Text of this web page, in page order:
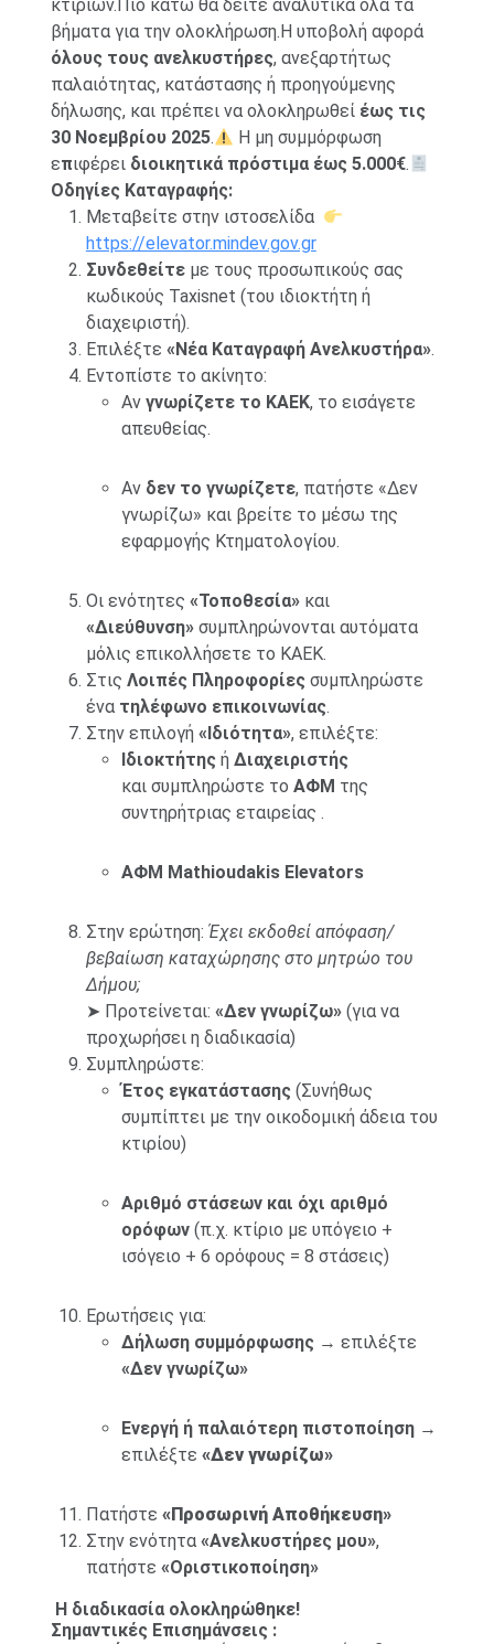
κτιρίων.Πιο κάτω θα δείτε αναλυτικά όλα τα
βήματα για την ολοκλήρωση.Η υποβολή αφορά
όλους τους ανελκυστήρες, ανεξαρτήτως
παλαιότητας, κατάστασης ή προηγούμενης
δήλωσης, και πρέπει να ολοκληρωθεί έως τις
30 Νοεμβρίου 2025.
Η μη συμμόρφωση
επιφέρει διοικητικά πρόστιμα έως 5.000€.
Οδηγίες Καταγραφής:
Μεταβείτε στην ιστοσελίδα
https://elevator.mindev.gov.gr
Συνδεθείτεμε τους προσωπικούς σας
κωδικούς Taxisnet (του ιδιοκτήτη ή
διαχειριστή).
Επιλέξτε «Νέα Καταγραφή Ανελκυστήρα».
Εντοπίστε το ακίνητο:
Αν γνωρίζετε το ΚΑΕΚ, το εισάγετε
απευθείας.
Αν δεν το γνωρίζετε, πατήστε «Δεν
γνωρίζω» και βρείτε το μέσω της
εφαρμογής Κτηματολογίου.
Οι ενότητες «Τοποθεσία» και
«Διεύθυνση»συμπληρώνονται αυτόματα
μόλις επικολλήσετε το ΚΑΕΚ.
Στις Λοιπές Πληροφορίες συμπληρώστε
ένα τηλέφωνο επικοινωνίας.
Στην επιλογή «Ιδιότητα», επιλέξτε:
Ιδιοκτήτης ή Διαχειριστής
και συμπληρώστε το ΑΦΜ της
συντηρήτριας εταιρείας .
ΑΦΜ Mathioudakis Elevators
Στην ερώτηση: Έχει εκδοθεί απόφαση/
βεβαίωση καταχώρησης στο μητρώο του
Δήμου;
➤ Προτείνεται: «Δεν γνωρίζω» (για να
προχωρήσει η διαδικασία)
Συμπληρώστε:
Έτος εγκατάστασης (Συνήθως
συμπίπτει με την οικοδομική άδεια του
κτιρίου)
Αριθμό στάσεων και όχι αριθμό
ορόφων(π.χ. κτίριο με υπόγειο +
ισόγειο + 6 ορόφους = 8 στάσεις)
Ερωτήσεις για:
Δήλωση συμμόρφωσης → επιλέξτε
«Δεν γνωρίζω»
Ενεργή ή παλαιότερη πιστοποίηση→
επιλέξτε «Δεν γνωρίζω»
Πατήστε «Προσωρινή Αποθήκευση»
Στην ενότητα «Ανελκυστήρες μου»,
πατήστε «Οριστικοποίηση»
Η διαδικασία ολοκληρώθηκε!
Σημαντικές Επισημάνσεις :